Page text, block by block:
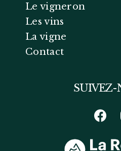
Le vigneron
Les vins
La vigne
Contact
SUIVEZ-